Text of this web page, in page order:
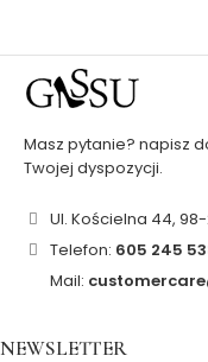
Masz pytanie? napisz
Twojej dyspozycji.
Ul. Kościelna 44,
Telefon: 605 245
Mail:
NEWSLETTER